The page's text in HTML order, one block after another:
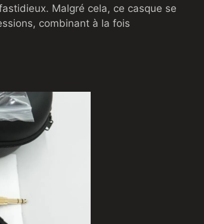
Malgré cela, ce casque se
combinant à la fois